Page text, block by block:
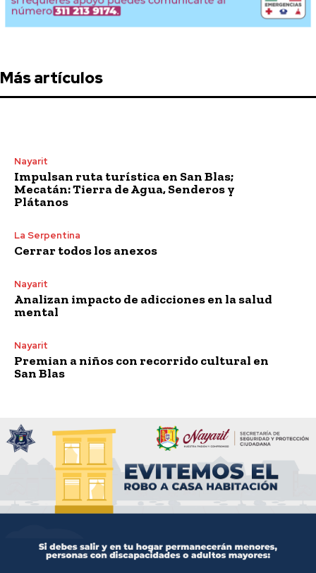
Más artículos
Nayarit
Impulsan ruta turística en San Blas;
Mecatán: Tierra de Agua, Senderos y
Plátanos
La Serpentina
Cerrar todos los anexos
Nayarit
Analizan impacto de adicciones en la salud
mental
Nayarit
Premian a niños con recorrido cultural en
San Blas